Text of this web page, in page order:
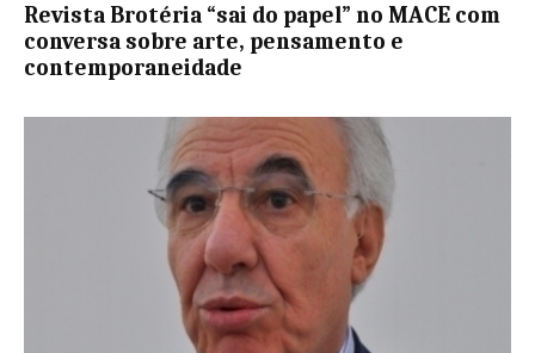
Revista Brotéria “sai do papel” no MACE com
conversa sobre arte, pensamento e
contemporaneidade